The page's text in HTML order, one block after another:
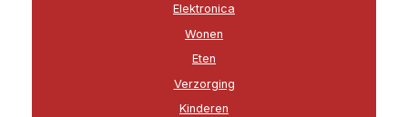
Elektronica
Wonen
Eten
Verzorging
Kinderen